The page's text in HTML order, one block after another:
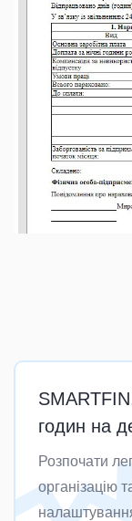
годин на
Розпочати
організацію